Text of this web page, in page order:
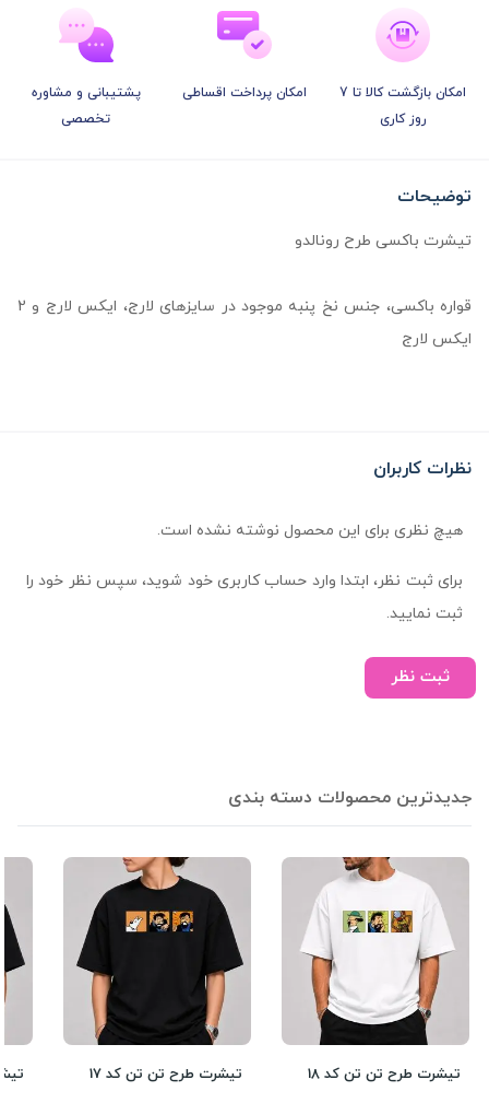
امکان بازگشت کالا تا 7
روز کاری
امکان پرداخت اقساطی
پشتیبانی و مشاوره
تخصصی
توضیحات
تیشرت باکسی طرح رونالدو
قواره باکسی، جنس نخ پنبه موجود در سایزهای لارج، ایکس لارج و 2
ایکس لارج
نظرات کاربران
هیچ نظری برای این محصول نوشته نشده است.
برای ثبت نظر، ابتدا وارد حساب کاربری خود شوید، سپس نظر خود را
ثبت نمایید.
ثبت نظر
جدیدترین محصولات دسته بندی
تیشرت طرح تن تن کد 18 تیشرت طرح تن تن کد 17